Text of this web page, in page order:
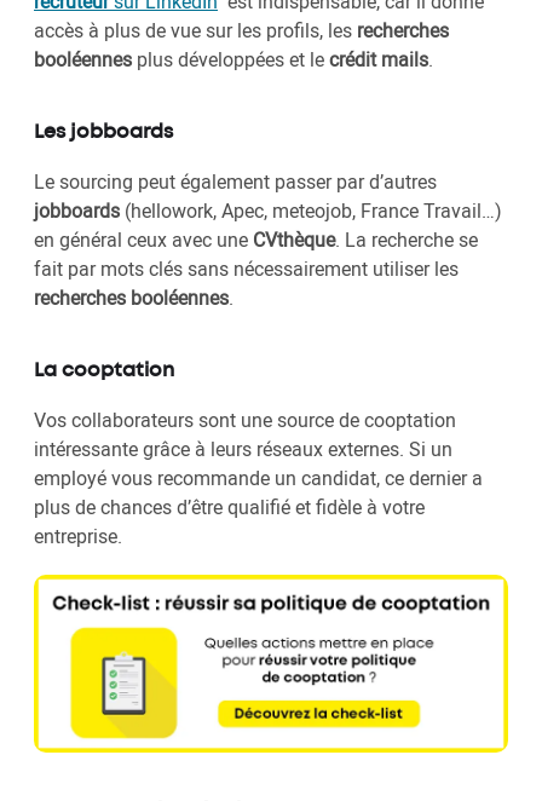
accès à plus de vue sur les profils, les recherches
booléennes plus développées et lecrédit mails.
Les jobboards
Le sourcing peut également passer par d’autres
jobboards (hellowork, Apec, meteojob, France Travail…)
en général ceux avec une CVthèque. La recherche se
fait par mots clés sans nécessairement utiliser les
recherches booléennes.
La cooptation
Vos collaborateurs sont une source de cooptation
intéressante grâce à leurs réseaux externes. Si un
employé vous recommande un candidat, ce dernier a
plus de chances d’être qualifié et fidèle à votre
entreprise.